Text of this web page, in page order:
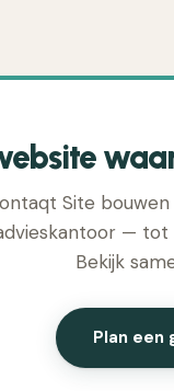
Site
— tot
Bekijk
Plan een